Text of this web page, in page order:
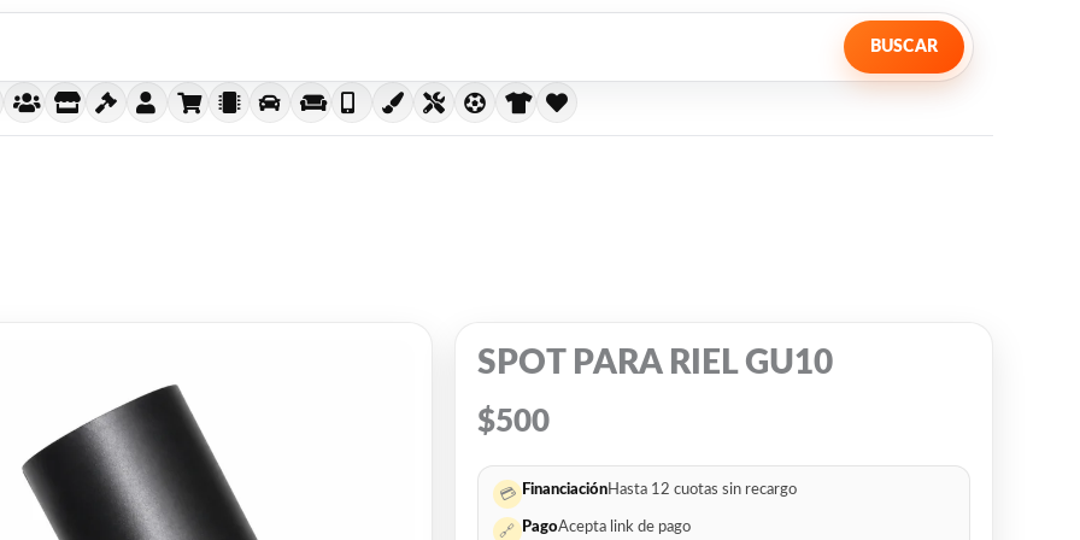
BUSCAR
SPOT PARA RIEL GU10
$500
💳 FinanciaciónHasta 12 cuotas sin recargo
🔗 PagoAcepta link de pago